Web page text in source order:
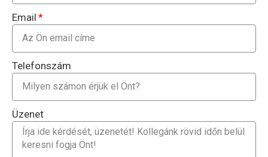
Email
Telefonszám
Üzenet